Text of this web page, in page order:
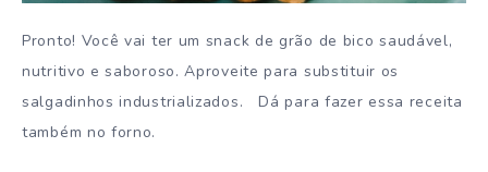
Pronto! Você vai ter um snack de grão de bico saudável,
nutritivo e saboroso. Aproveite para substituir os
salgadinhos industrializados. Dá para fazer essa receita
também no forno.